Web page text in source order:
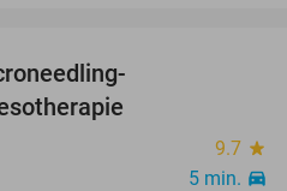
9.7 star
5 min. directions_car